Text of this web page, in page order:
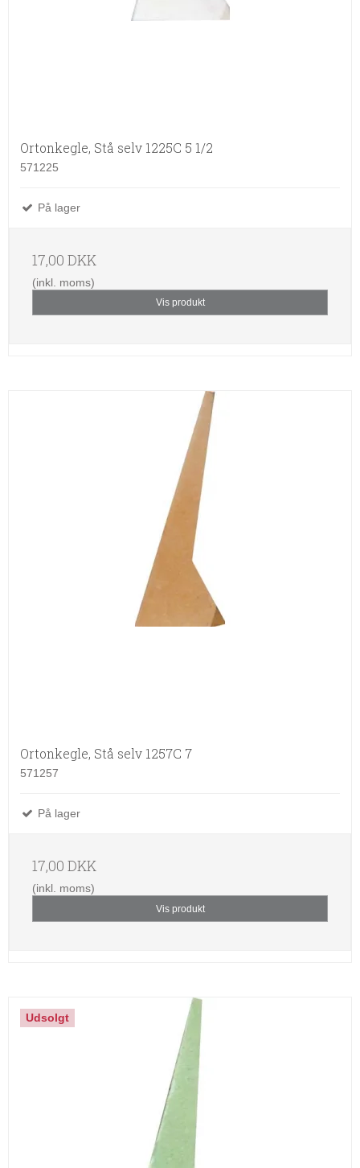
Ortonkegle, Stå selv 1225C 5 1/2
571225
På lager
17,00 DKK
(inkl. moms)
Vis produkt
Ortonkegle, Stå selv 1257C 7
571257
På lager
17,00 DKK
(inkl. moms)
Vis produkt
Udsolgt